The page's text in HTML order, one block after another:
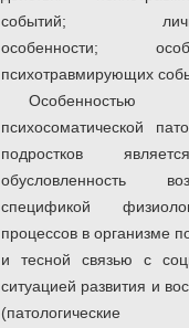
событий;
особенности;
психотравмирующих
Особенностью
психосоматической
подростков
обусловленность
спецификой
процессов в организме
и тесной связью с
ситуацией развития и
(патологические